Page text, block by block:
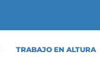
TRABAJO EN ALTURA